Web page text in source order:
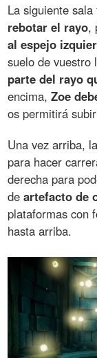
La siguiente
rebotar el rayo,
al espejo
suelo de
parte del rayo
encima,Zoe
os permitirá
Una vez arriba, la
para hacer
derecha para
deartefacto de
plataformas con
hasta arriba.